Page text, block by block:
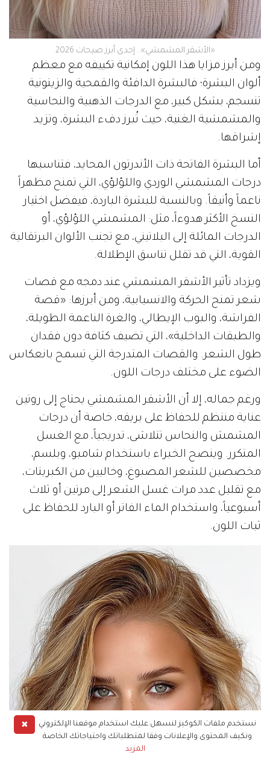
«الأشقر المشمشي».. إحدى أبرز صيحات 2026
ومن أبرز مزايا هذا اللون إمكانية تكييفه مع معظم
ألوان البشرة؛ فالبشرة الدافئة والقمحية والزيتونية
تنسجم، بشكل كبير، مع الدرجات الذهبية والنحاسية
والمشمشية الغنية، حيث تُبرز دفء البشرة، وتزيد
إشراقها.
أما البشرة الفاتحة ذات الأندرتون المحايد، فتناسبها
درجات المشمشي الوردي واللؤلؤي، التي تمنح مظهراً
ناعماً وأنيقاً. وبالنسبة للبشرة الباردة، فيفضل اختيار
النسخ الأكثر هدوءاً، مثل: المشمشي اللؤلؤي، أو
الدرجات المائلة إلى البلاتيني، مع تجنب الألوان البرتقالية
القوية، التي قد تقلل تناسق الإطلالة.
ويزداد تأثير الأشقر المشمشي عند دمجه مع قصات
شعر تمنح الحركة والانسيابية، ومن أبرزها: «قصة
الفراشة، والبوب الإيطالي، والغرة الناعمة الطويلة،
والطبقات الداخلية»، التي تضيف كثافة دون فقدان
طول الشعر. والقصات المتدرجة التي تسمح بانعكاس
الضوء على مختلف درجات اللون.
ورغم جماله، إلا أن الأشقر المشمشي يحتاج إلى روتين
عناية منتظم للحفاظ على بريقه، خاصة أن درجات
المشمش والنحاس تتلاشى، تدريجياً، مع الغسل
المتكرر. وينصح الخبراء باستخدام شامبو، وبلسم،
مخصصين للشعر المصبوغ، وخاليين من الكبريتات،
مع تقليل عدد مرات غسل الشعر إلى مرتين أو ثلاث
أسبوعياً، واستخدام الماء الفاتر أو البارد للحفاظ على
ثبات اللون.
✖
نستخدم ملفات الكوكيز لنسهل عليك استخدام موقعنا الإلكتروني
ونكيف المحتوى والإعلانات وفقا لمتطلباتك واحتياجاتك الخاصة
المزيد